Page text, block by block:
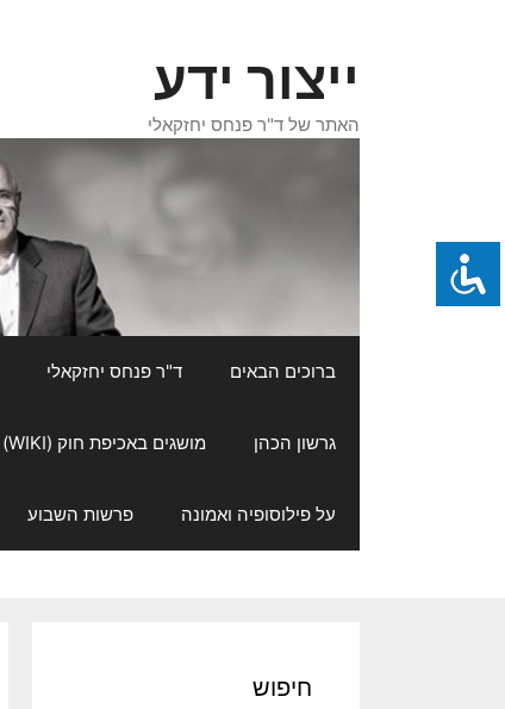
ייצור ידע
האתר של ד"ר פנחס יחזקאלי
ברוכים הבאים ד"ר פנחס יחזקאלי
גרשון הכהן מושגים באכיפת חוק (WIKI)
על פילוסופיה ואמונה פרשות השבוע
חיפוש